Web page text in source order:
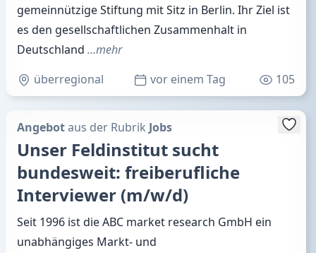
gemeinnützige Stiftung mit Sitz in Berlin. Ihr Ziel ist
es den gesellschaftlichen Zusammenhalt in
Deutschland …mehr
überregional
vor einem Tag 105
Angebotaus der Rubrik Jobs
Unser Feldinstitut sucht
bundesweit: freiberufliche
Interviewer (m/w/d)
Seit 1996 ist die ABC market research GmbH ein
unabhängiges Markt- und